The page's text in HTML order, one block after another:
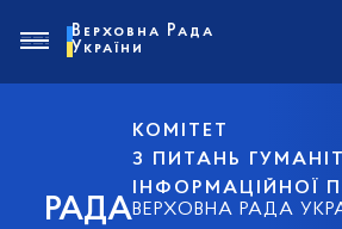
РАДА
КОМІТЕТ
З ПИТАНЬ
ІНФОРМАЦІЙНОЇ
ВЕРХОВНА РАДА
Верховна Рада
України